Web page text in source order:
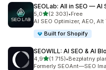
SEOLab: All in SEO — AI
5,0na 5 gwiazdek
(2 303)
Łączna liczba recenzji:
•Free
AI SEO Optimizer, AEO,
Built for Shopify
SEOWILL: AI SEO & AI
4,9na 5 gwiazdek
(1 715)
Łączna liczba recenzji:
•Bezpłatny
Formerly SEOAnt—SEO